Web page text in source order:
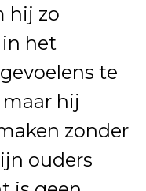
hij zo
het
te
hij
zonder
ouders